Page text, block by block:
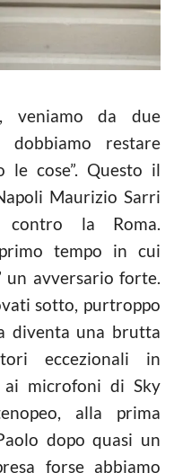
veniamo da due
dobbiamo restare
le cose”. Questo il
Maurizio Sarri
contro la Roma.
tempo in cui
un avversario forte.
sotto, purtroppo
diventa una brutta
eccezionali in
ai microfoni di Sky
alla prima
dopo quasi un
forse abbiamo